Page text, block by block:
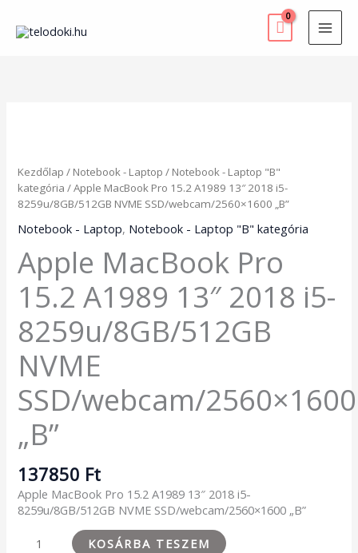
content
Kezdőlap / Notebook - Laptop / Notebook - Laptop "B"
kategória / Apple MacBook Pro 15.2 A1989 13″ 2018 i5-
8259u/8GB/512GB NVME SSD/webcam/2560×1600 „B”
Notebook - Laptop, Notebook - Laptop "B" kategória
Apple MacBook Pro
15.2 A1989 13″ 2018 i5-
8259u/8GB/512GB
NVME
SSD/webcam/2560×1600
„B”
137850 Ft
Apple MacBook Pro 15.2 A1989 13″ 2018 i5-
8259u/8GB/512GB NVME SSD/webcam/2560×1600 „B”
A1989
13"
2018
i5-
NVME
SSD/webcam/2560x1600
"B"
mennyiség
KOSÁRBA TESZEM